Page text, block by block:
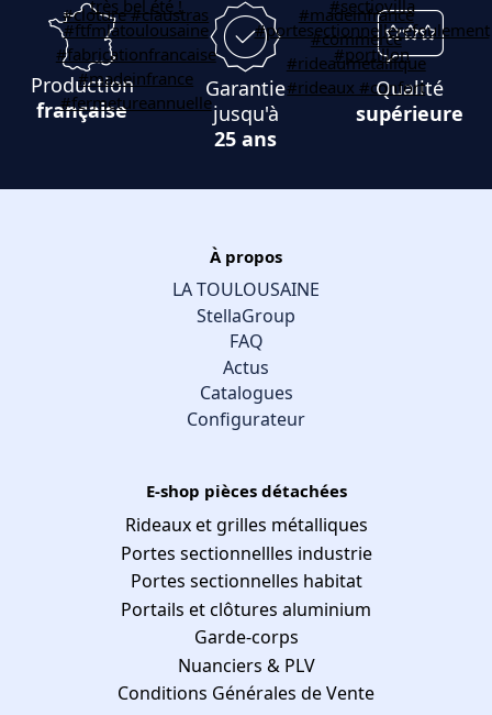
Production
française
Garantie
jusqu'à
25 ans
Qualité
supérieure
À propos
LA TOULOUSAINE
StellaGroup
FAQ
Actus
Catalogues
Configurateur
E-shop pièces détachées
Rideaux et grilles métalliques
Portes sectionnellles industrie
Portes sectionnelles habitat
Portails et clôtures aluminium
Garde-corps
Nuanciers & PLV
Conditions Générales de Vente